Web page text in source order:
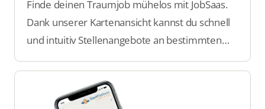
Finde deinen Traumjob mühelos mit JobSaas.
Dank unserer Kartenansicht kannst du schnell
und intuitiv Stellenangebote an bestimmten
Suche und mache den nächsten Schritt in
deiner Karriere!